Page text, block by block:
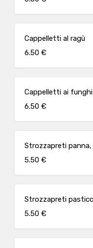
Cappelletti al ragù
6.50 €
Cappelletti ai funghi
6.50 €
Strozzapreti
5.50 €
Strozzapreti
5.50 €